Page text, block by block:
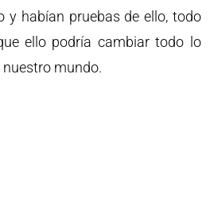
y habían pruebas de ello, todo
ello podría cambiar todo lo
mundo.